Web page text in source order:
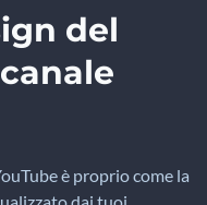
del
è proprio come la